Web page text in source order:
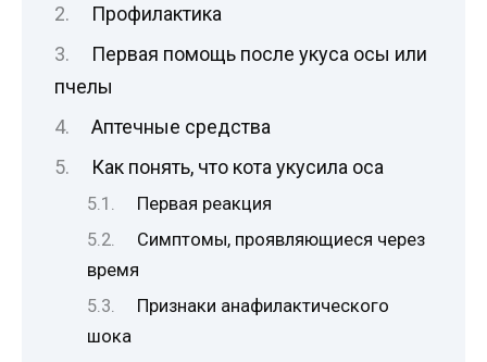
Профилактика
Первая помощь после укуса осы или
пчелы
Аптечные средства
Как понять, что кота укусила оса
Первая реакция
Симптомы, проявляющиеся через
время
Признаки анафилактического
шока